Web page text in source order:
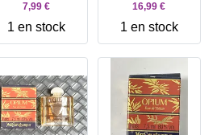
7,99 €
1 en stock
16,99 €
1 en stock